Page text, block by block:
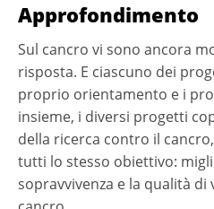
Approfondimento
Sul cancro vi sono ancora
risposta. E ciascuno dei
proprio orientamento e i
insieme, i diversi progetti
della ricerca contro il
tutti lo stesso obiettivo:
sopravvivenza e la qualità